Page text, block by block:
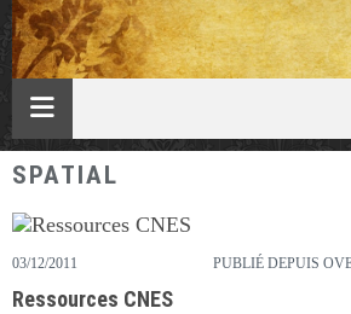
SPATIAL
03/12/2011 PUBLIÉ DEPUIS
Ressources CNES